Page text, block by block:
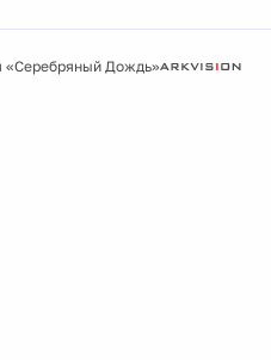
«Серебряный Дождь»